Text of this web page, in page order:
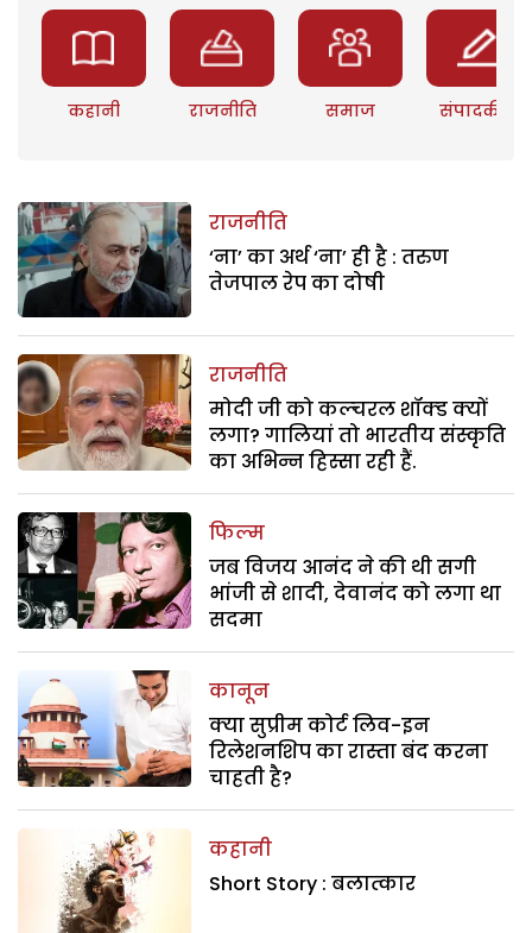
कहानी राजनीति समाज संपादकीय
राजनीति
‘ना’ का अर्थ ‘ना’ ही है : तरुण
तेजपाल रेप का दोषी
राजनीति
मोदी जी को कल्चरल शॉक्ड क्यों
लगा? गालियां तो भारतीय संस्कृति
का अभिन्न हिस्सा रही हैं.
फिल्म
जब विजय आनंद ने की थी सगी
भांजी से शादी, देवानंद को लगा था
सदमा
कानून
क्या सुप्रीम कोर्ट लिव-इन
रिलेशनशिप का रास्ता बंद करना
चाहती है?
कहानी
Short Story : बलात्कार